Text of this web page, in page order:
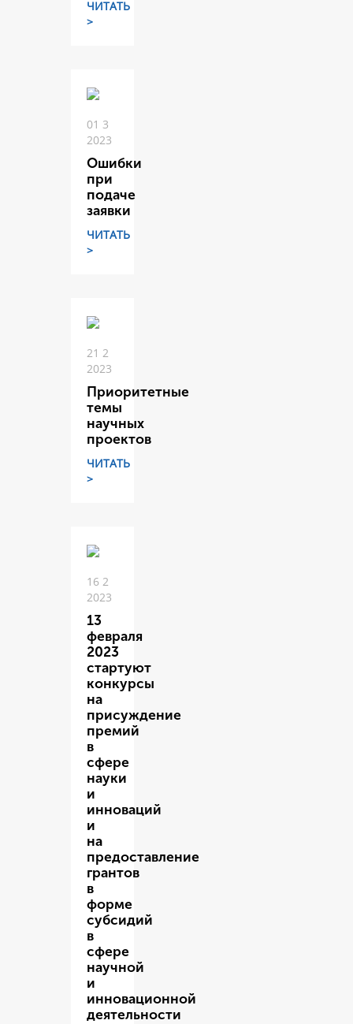
ЧИТАТЬ
>
01 3
2023
Ошибки
при
подаче
заявки
ЧИТАТЬ
>
21 2
2023
Приоритетные
темы
научных
проектов
ЧИТАТЬ
>
16 2
2023
13
февраля
2023
стартуют
конкурсы
на
присуждение
премий
в
сфере
науки
и
инноваций
и
на
предоставление
грантов
в
форме
субсидий
в
сфере
научной
и
инновационной
деятельности